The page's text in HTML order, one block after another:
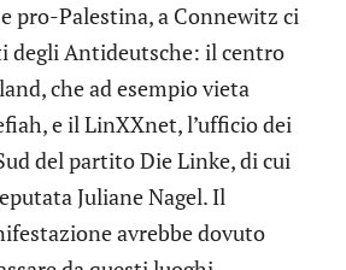
pro-Palestina, a Connewitz ci
degli Antideutsche: il centro
che ad esempio vieta
e il LinXXnet, l’ufficio dei
del partito Die Linke, di cui
Juliane Nagel. Il
avrebbe dovuto